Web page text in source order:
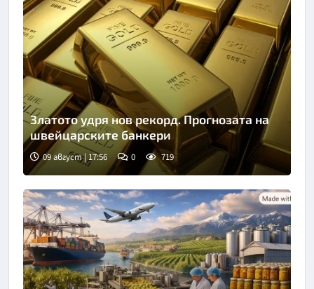
Златото удря нов рекорд. Прогнозата на
швейцарските банкери
09 август | 17:56 0 719